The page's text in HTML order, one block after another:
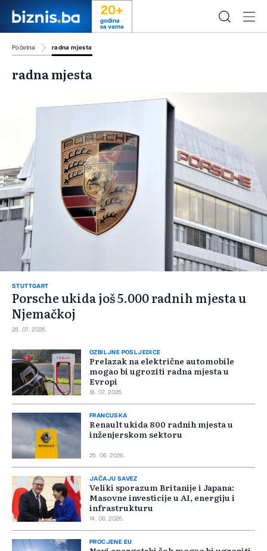
20+
godina
sa vama
Početna radna mjesta
radna mjesta
STUTTGART
Porsche ukida još 5.000 radnih mjesta u
Njemačkoj
28. 07. 2026.
OZBILJNE POSLJEDICE
Prelazak na električne automobile
mogao bi ugroziti radna mjesta u
Evropi
18. 07. 2026.
FRANCUSKA
Renault ukida 800 radnih mjesta u
inženjerskom sektoru
25. 06. 2026.
JAČAJU SAVEZ
Veliki sporazum Britanije i Japana:
Masovne investicije u AI, energiju i
infrastrukturu
14. 06. 2026.
PROCJENE EU